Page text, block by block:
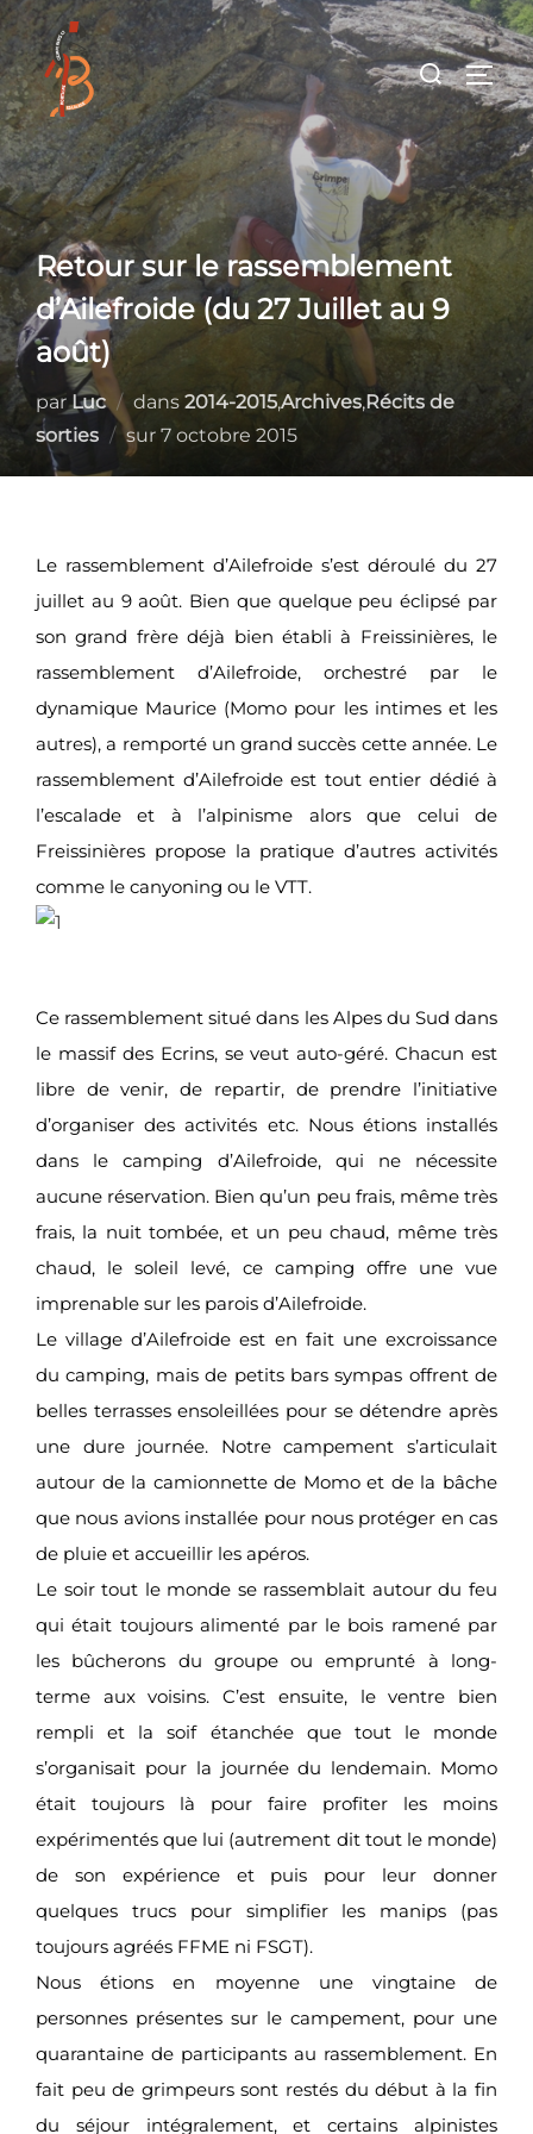
Aller
au
contenu
Rechercher :
Retour sur le rassemblement
d’Ailefroide (du 27 Juillet au 9
août)
parLuc dans 2014-2015,Archives,Récits de
sorties
sur Publié
7 octobre 2015
Le rassemblement d’Ailefroide s’est déroulé du 27
juillet au 9 août. Bien que quelque peu éclipsé par
son grand frère déjà bien établi à Freissinières, le
rassemblement d’Ailefroide, orchestré par le
dynamique Maurice (Momo pour les intimes et les
autres), a remporté un grand succès cette année. Le
rassemblement d’Ailefroide est tout entier dédié à
l’escalade et à l’alpinisme alors que celui de
Freissinières propose la pratique d’autres activités
comme le canyoning ou le VTT.
Ce rassemblement situé dans les Alpes du Sud dans
le massif des Ecrins, se veut auto-géré. Chacun est
libre de venir, de repartir, de prendre l’initiative
d’organiser des activités etc. Nous étions installés
dans le camping d’Ailefroide, qui ne nécessite
aucune réservation. Bien qu’un peu frais, même très
frais, la nuit tombée, et un peu chaud, même très
chaud, le soleil levé, ce camping offre une vue
imprenable sur les parois d’Ailefroide.
Le village d’Ailefroide est en fait une excroissance
du camping, mais de petits bars sympas offrent de
belles terrasses ensoleillées pour se détendre après
une dure journée. Notre campement s’articulait
autour de la camionnette de Momo et de la bâche
que nous avions installée pour nous protéger en cas
de pluie et accueillir les apéros.
Le soir tout le monde se rassemblait autour du feu
qui était toujours alimenté par le bois ramené par
les bûcherons du groupe ou emprunté à long-
terme aux voisins. C’est ensuite, le ventre bien
rempli et la soif étanchée que tout le monde
s’organisait pour la journée du lendemain. Momo
était toujours là pour faire profiter les moins
expérimentés que lui (autrement dit tout le monde)
de son expérience et puis pour leur donner
quelques trucs pour simplifier les manips (pas
toujours agréés FFME ni FSGT).
Nous étions en moyenne une vingtaine de
personnes présentes sur le campement, pour une
quarantaine de participants au rassemblement. En
fait peu de grimpeurs sont restés du début à la fin
du séjour intégralement, et certains alpinistes